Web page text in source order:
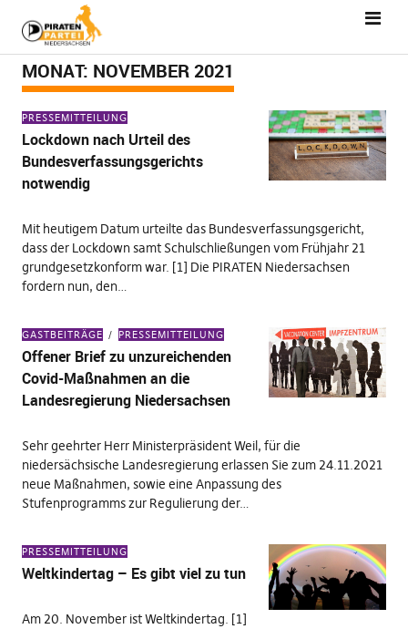
MONAT: NOVEMBER 2021
PRESSEMITTEILUNG
Lockdown nach Urteil des
Bundesverfassungsgerichts
notwendig
Mit heutigem Datum urteilte das Bundesverfassungsgericht,
dass der Lockdown samt Schulschließungen vom Frühjahr 21
grundgesetzkonform war. [1] Die PIRATEN Niedersachsen
fordern nun, den…
GASTBEITRÄGE PRESSEMITTEILUNG
Offener Brief zu unzureichenden
Covid-Maßnahmen an die
Landesregierung Niedersachsen
Sehr geehrter Herr Ministerpräsident Weil, für die
niedersächsische Landesregierung erlassen Sie zum 24.11.2021
neue Maßnahmen, sowie eine Anpassung des
Stufenprogramms zur Regulierung der…
PRESSEMITTEILUNG
Weltkindertag – Es gibt viel zu tun
Am 20. November ist Weltkindertag. [1]